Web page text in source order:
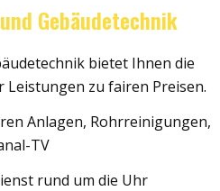
Gebäudetechnik
bietet Ihnen die
zu fairen Preisen.
Anlagen, Rohrreinigungen,
TV
rund um die Uhr